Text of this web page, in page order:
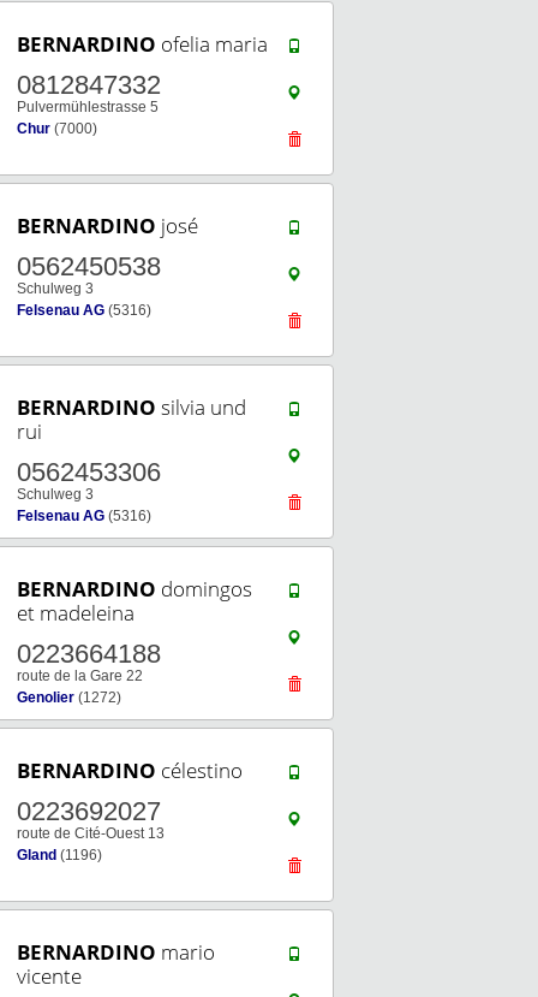
BERNARDINO ofelia maria
0812847332
Pulvermühlestrasse 5
Chur (7000)
BERNARDINO josé
0562450538
Schulweg 3
Felsenau AG (5316)
BERNARDINO silvia und
rui
0562453306
Schulweg 3
Felsenau AG (5316)
BERNARDINO domingos
et madeleina
0223664188
route de la Gare 22
Genolier (1272)
BERNARDINO célestino
0223692027
route de Cité-Ouest 13
Gland (1196)
BERNARDINO mario
vicente